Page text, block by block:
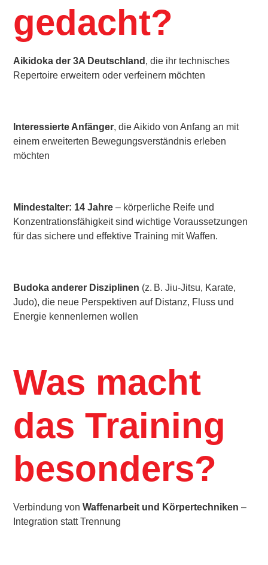
gedacht?
Aikidoka der 3A Deutschland , die ihr technisches
Repertoire erweitern oder verfeinern möchten
Interessierte Anfänger, die Aikido von Anfang an mit
einem erweiterten Bewegungsverständnis erleben
möchten
Mindestalter: 14 Jahre – körperliche Reife und
Konzentrationsfähigkeit sind wichtige Voraussetzungen
für das sichere und effektive Training mit Waffen.
Budoka anderer Disziplinen (z. B. Jiu-Jitsu, Karate,
Judo), die neue Perspektiven auf Distanz, Fluss und
Energie kennenlernen wollen
Was macht
das Training
besonders?
Verbindung vonWaffenarbeit und Körpertechniken –
Integration statt Trennung